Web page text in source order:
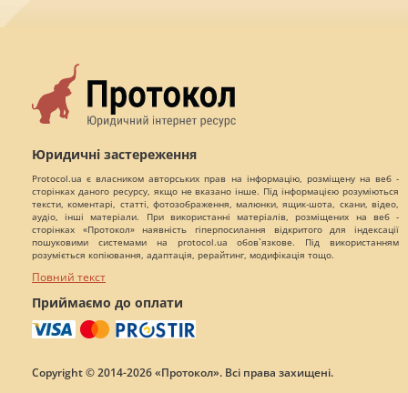
Юридичні застереження
Protocol.ua є власником авторських прав на інформацію, розміщену на веб -
сторінках даного ресурсу, якщо не вказано інше. Під інформацією розуміються
тексти, коментарі, статті, фотозображення, малюнки, ящик-шота, скани, відео,
аудіо, інші матеріали. При використанні матеріалів, розміщених на веб -
сторінках «Протокол» наявність гіперпосилання відкритого для індексації
пошуковими системами на protocol.ua обов`язкове. Під використанням
розуміється копіювання, адаптація, рерайтинг, модифікація тощо.
Повний текст
Приймаємо до оплати
Copyright © 2014-2026 «Протокол». Всі права захищені.